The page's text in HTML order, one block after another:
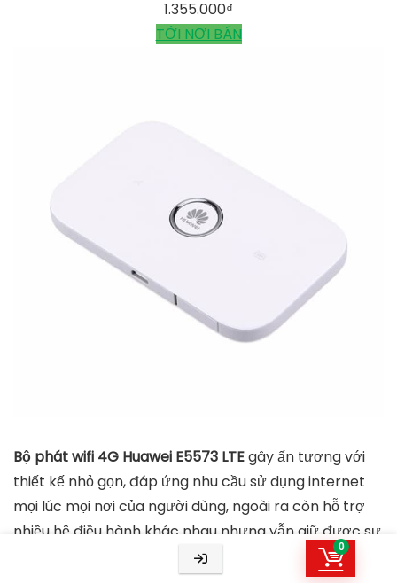
0
1.355.000₫
TỚI NƠI BÁN
Bộ phát wifi 4G Huawei E5573 LTEgây ấn tượng với
thiết kế nhỏ gọn, đáp ứng nhu cầu sử dụng internet
mọi lúc mọi nơi của người dùng, ngoài ra còn hỗ trợ
nhiều hệ điều hành khác nhau nhưng vẫn giữ được sự